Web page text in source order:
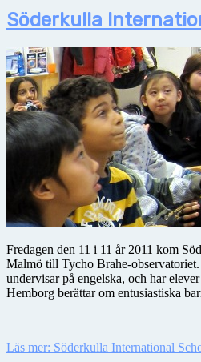
Söderkulla
Fredagen den 11 i 11 år 2011 kom
Malmö till Tycho Brahe-
undervisar på engelska, och har
Hemborg berättar om entusiastiska
Läs mer: Söderkulla International